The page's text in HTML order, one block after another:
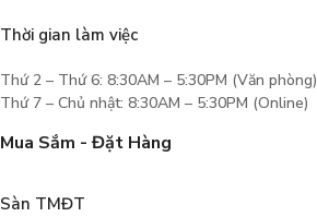
Thời gian làm việc
Thứ 2 – Thứ 6: 8:30AM – 5:30PM (Văn phòng)
Thứ 7 – Chủ nhật: 8:30AM – 5:30PM (Online)
Mua Sắm - Đặt Hàng
Sàn TMĐT